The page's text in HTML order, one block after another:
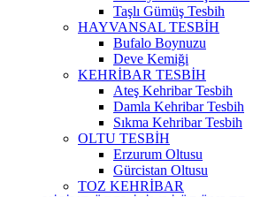
Taşlı Gümüş Tesbih
HAYVANSAL TESBİH
Bufalo Boynuzu
Deve Kemiği
KEHRİBAR TESBİH
Ateş Kehribar Tesbih
Damla Kehribar Tesbih
Sıkma Kehribar Tesbih
OLTU TESBİH
Erzurum Oltusu
Gürcistan Oltusu
TOZ KEHRİBAR